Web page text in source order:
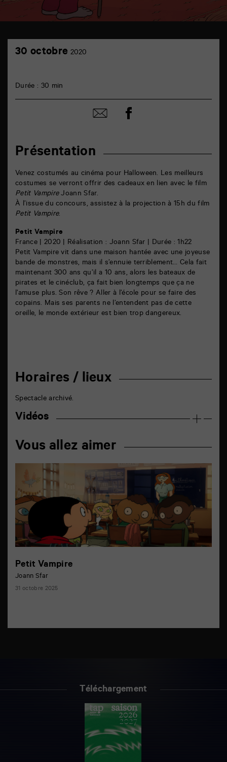
cinéma
86000
Présentation
Venez costumés au cinéma pour Halloween. Les meilleurs
costumes se verront offrir des cadeaux en lien avec le film
Petit VampireJoann Sfar.
À l’issue du concours, assistez à la projection à 15h du film
Petit Vampire.
Petit Vampire
France | 2020 | Réalisation : Joann Sfar | Durée : 1h22
Petit Vampire vit dans une maison hantée avec une joyeuse
bande de monstres, mais il s’ennuie terriblement… Cela fait
maintenant 300 ans qu’il a 10 ans, alors les bateaux de
pirates et le cinéclub, ça fait bien longtemps que ça ne
l’amuse plus. Son rêve ? Aller à l’école pour se faire des
copains. Mais ses parents ne l’entendent pas de cette
oreille, le monde extérieur est bien trop dangereux.
Horaires / lieux
Spectacle archivé.
Vidéos
Vous allez aimer
Petit Vampire
Joann Sfar
31 octobre 2025
30 octobre 2020
Durée : 30 min
Partager
par
Partager
sur
Téléchargement